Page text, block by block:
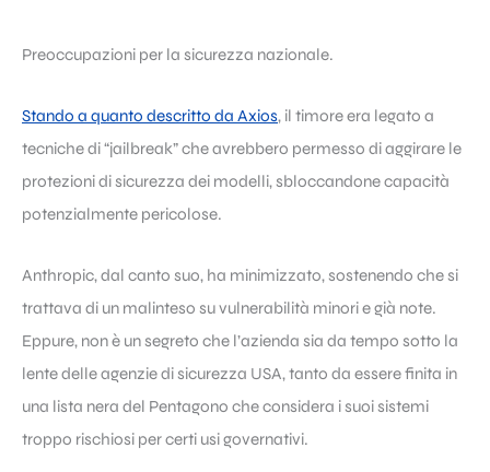
Preoccupazioni per la sicurezza nazionale.
Stando a quanto descritto da Axios, il timore era legato a
tecniche di “jailbreak” che avrebbero permesso di aggirare le
protezioni di sicurezza dei modelli, sbloccandone capacità
potenzialmente pericolose.
Anthropic, dal canto suo, ha minimizzato, sostenendo che si
trattava di un malinteso su vulnerabilità minori e già note.
Eppure, non è un segreto che l’azienda sia da tempo sotto la
lente delle agenzie di sicurezza USA, tanto da essere finita in
una lista nera del Pentagono che considera i suoi sistemi
troppo rischiosi per certi usi governativi.